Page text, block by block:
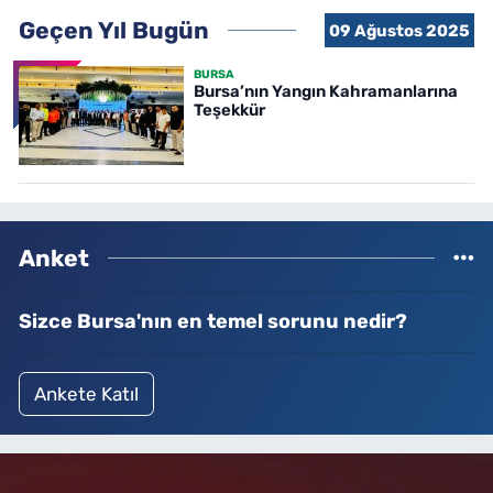
Geçen Yıl Bugün 09 Ağustos 2025
BURSA
Bursa’nın Yangın Kahramanlarına
Teşekkür
Anket
Sizce Bursa'nın en temel sorunu nedir?
Ankete Katıl